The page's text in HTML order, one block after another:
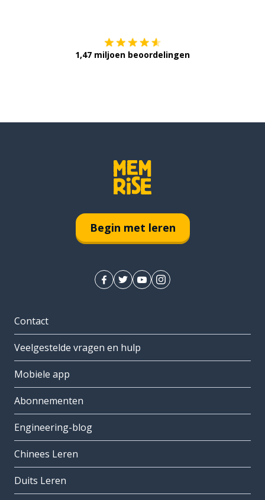
1,47 miljoen beoordelingen
Begin met leren
Contact
Veelgestelde vragen en hulp
Mobiele app
Abonnementen
Engineering-blog
Chinees Leren
Duits Leren